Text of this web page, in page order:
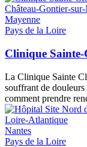
Château-Gontier-
Mayenne
Pays de la Loire
Clinique
La Clinique Sainte
souffrant de douleurs
comment prendre
Loire-Atlantique
Nantes
Pays de la Loire